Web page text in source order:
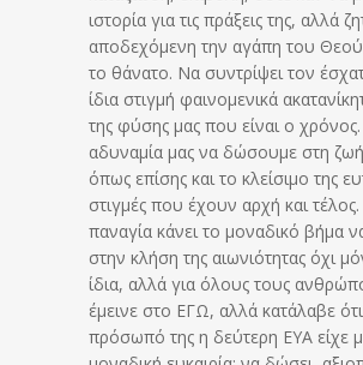
ιστορία για τις πράξεις της, αλλά
αποδεχόμενη την αγάπη του Θεού
το θάνατο. Να συντρίψει τον
ίδια στιγμή φαινομενικά
της φύσης μας που είναι ο
αδυναμία μας να δώσουμε στη ζωή
όπως επίσης και το κλείσιμο της
στιγμές που έχουν αρχή και τέλος.
παναγία κάνει το μοναδικό βήμα
στην κλήση της αιωνιότητας όχι
ίδια, αλλά για όλους τους
έμεινε στο ΕΓΩ, αλλά κατάλαβε
πρόσωπό της η δεύτερη ΕΥΑ είχε